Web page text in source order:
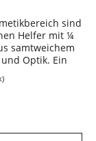
sind
Helfer mit ¼
samtweichem
Optik. Ein